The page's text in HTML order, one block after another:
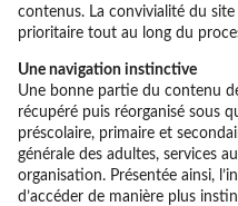
contenus. La convivialité du
prioritaire tout au long du
Une navigation instinctive
Une bonne partie du contenu
récupéré puis réorganisé sous
préscolaire, primaire et
générale des adultes, services
organisation. Présentée ainsi,
d’accéder de manière plus